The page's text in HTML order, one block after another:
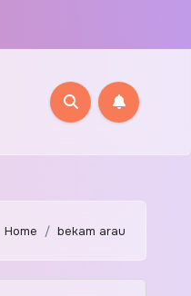
Home bekam arau